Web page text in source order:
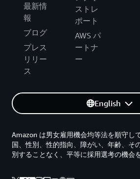
最新情
報
ブログ
プレス
リリー
ス
ストレ
ポート
AWS パ
ートナ
ー
English
Amazon は男女雇用機会均等法を順守し
国、性別、性的指向、障がい、年齢、そ
別することなく、平等に採用選考の機会